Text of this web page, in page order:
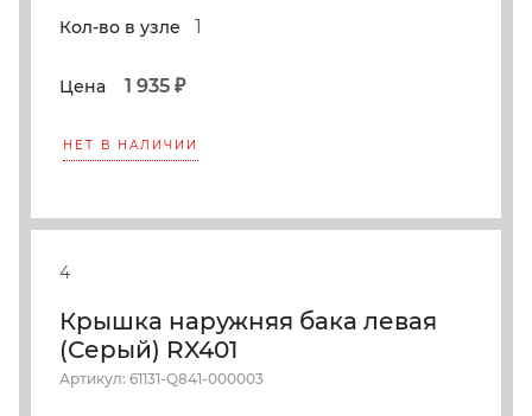
Кол-во в узле 1
Цена 1 935 ₽
НЕТ В НАЛИЧИИ
4
Крышка наружняя бака левая
(Серый) RX401
Артикул: 61131-Q841-000003